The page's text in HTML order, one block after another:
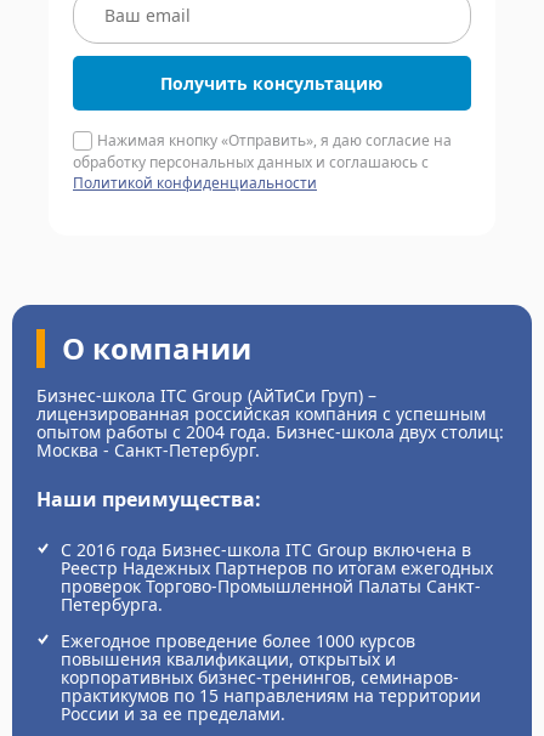
Получить консультацию
Нажимая кнопку «Отправить», я даю согласие на
обработку персональных данных и соглашаюсь с
Политикой конфиденциальности
О компании
Бизнес-школа ITC Group (АйТиСи Груп) –
лицензированная российская компания с успешным
опытом работы с 2004 года. Бизнес-школа двух столиц:
Москва - Санкт-Петербург.
Наши преимущества:
С 2016 года Бизнес-школа ITC Group включена в
Реестр Надежных Партнеров по итогам ежегодных
проверок Торгово-Промышленной Палаты Санкт-
Петербурга.
Ежегодное проведение более 1000 курсов
повышения квалификации, открытых и
корпоративных бизнес-тренингов, семинаров-
практикумов по 15 направлениям на территории
России и за ее пределами.